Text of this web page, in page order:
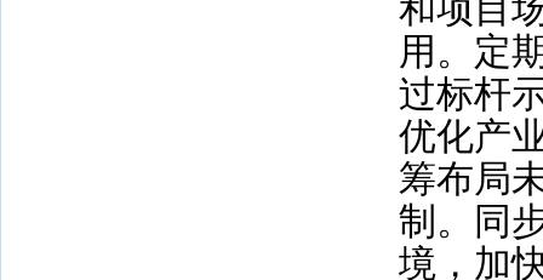
和项目
用。定
过标杆
优化产
筹布局
制。同
境，加